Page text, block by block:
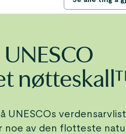
noe av den flotteste